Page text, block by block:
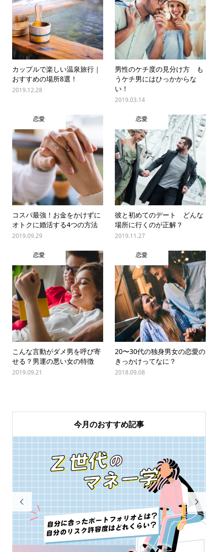
カップルで楽しい温泉旅行｜
おすすめの場所8選！
2019.12.28
男性のケチ度の見分け方 も
うケチ男にはひっかからな
い！
2019.03.14
恋愛
コスパ最強！お金をかけずに
オトクに婚活する4つの方法
2019.09.29
恋愛
彼と初めてのデート どんな
場所に行くのが正解？
2019.11.27
恋愛
こんな言動がダメ男を呼び寄
せる？男運の悪い女の特徴
2019.09.21
恋愛
20〜30代の独身男女の恋愛の
きっかけってなに？
2018.09.08
今月のおすすめ記事
 